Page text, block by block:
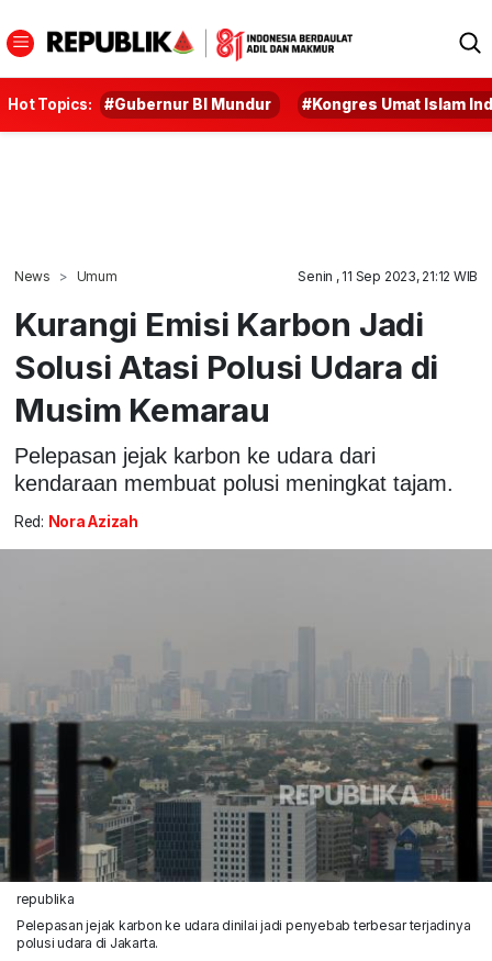
Hot Topics: #Gubernur BI Mundur #Kongres Umat Islam
News Umum Senin , 11 Sep 2023, 21:12 WIB
Kurangi Emisi Karbon Jadi
Solusi Atasi Polusi Udara di
Musim Kemarau
Pelepasan jejak karbon ke udara dari
kendaraan membuat polusi meningkat tajam.
Red: Nora Azizah
republika
Pelepasan jejak karbon ke udara dinilai jadi penyebab terbesar terjadinya
polusi udara di Jakarta.